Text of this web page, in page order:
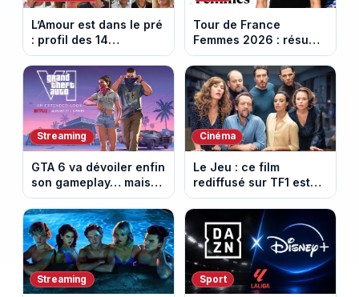
L’Amour est dans le pré
: profil des 14
agriculteurs, speed
dating inédit et de
nouvelles histoires
d’amour
Tour de France
Femmes 2026 : résumé
vidéo de la 6e étape
entre Montbrison et
Tournon-sur-Rhône
Streaming
GTA 6 va dévoiler enfin
son gameplay… mais
d’abord sur Netflix
Cinéma
Le Jeu : ce film
rediffusé sur TF1 est
adapté d’un succès
italien devenu un
phénomène mondial
Streaming Sport